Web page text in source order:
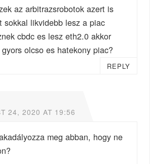
az arbitrazsrobotok azert is
sokkal likvidebb lesz a piac
cbdc es lesz eth2.0 akkor
olcso es hatekony piac?
REPLY
24, 2020 AT 19:56
meg abban, hogy ne